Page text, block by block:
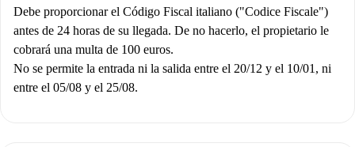
Debe proporcionar el Código Fiscal italiano ("Codice Fiscale")
antes de 24 horas de su llegada. De no hacerlo, el propietario le
cobrará una multa de 100 euros.
No se permite la entrada ni la salida entre el 20/12 y el 10/01, ni
entre el 05/08 y el 25/08.